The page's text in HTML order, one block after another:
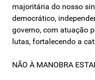
majoritária do nosso
democrático,
governo, com atuação
lutas, fortalecendo a
NÃO À MANOBRA